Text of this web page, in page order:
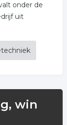
onder de
uit
win